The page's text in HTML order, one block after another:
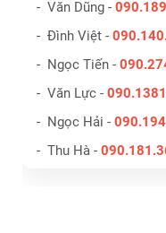
- Văn Dũng -
- Đình Việt -
- Ngọc Tiến -
- Văn Lực -
- Ngọc Hải -
- Thu Hà -